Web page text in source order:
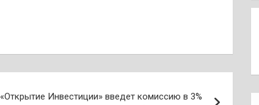
«Открытие Инвестиции» введет комиссию в 3%